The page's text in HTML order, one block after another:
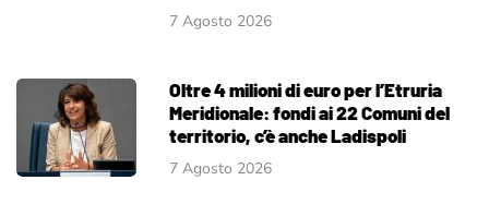
7 Agosto 2026
Oltre 4 milioni di euro per l’Etruria
Meridionale: fondi ai 22 Comuni del
territorio, c’è anche Ladispoli
7 Agosto 2026